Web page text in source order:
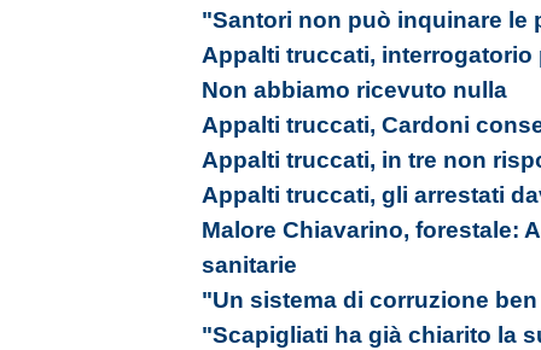
"Santori non può inquinare le
Appalti truccati, interrogatorio
Non abbiamo ricevuto nulla
Appalti truccati, Cardoni
Appalti truccati, in tre non
Appalti truccati, gli arrestati
Malore Chiavarino, forestale:
sanitarie
"Un sistema di corruzione
"Scapigliati ha già chiarito la